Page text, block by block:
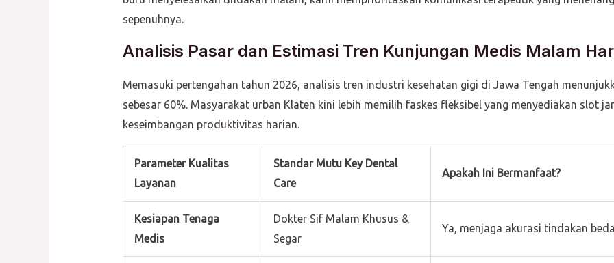
sepenuhnya.
Analisis Pasar dan Estimasi Tren Kunjungan Medis Malam
Memasuki pertengahan tahun 2026, analisis tren industri kesehatan gigi di Jawa Tengah
sebesar 60%. Masyarakat urban Klaten kini lebih memilih faskes fleksibel yang menyediakan slot
keseimbangan produktivitas harian.
Parameter Kualitas
Layanan
Standar Mutu Key Dental
Care
Apakah Ini Bermanfaat?
Kesiapan Tenaga
Medis
Dokter Sif Malam Khusus &
Segar
Ya, menjaga akurasi tindakan